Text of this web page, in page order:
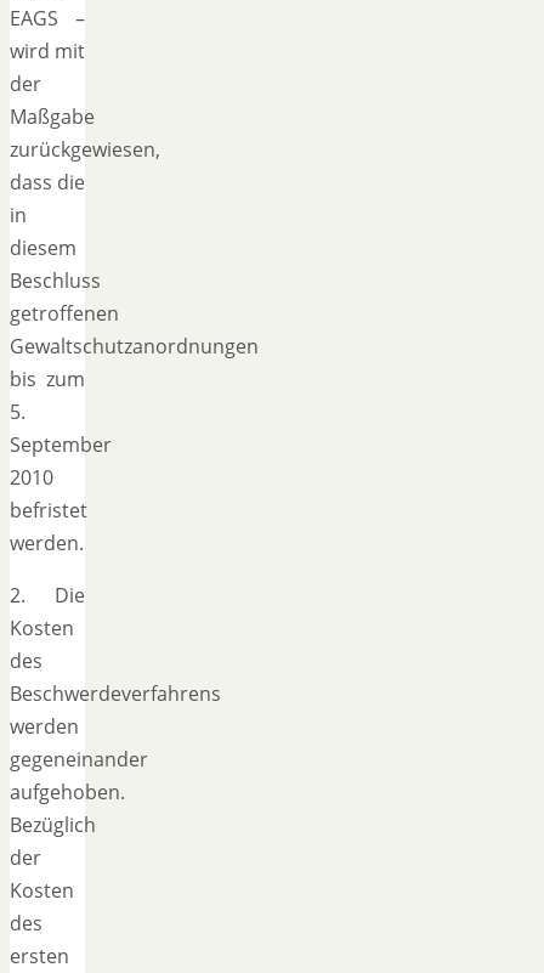
EAGS –
wird mit
der
Maßgabe
zurückgewiesen,
dass die
in
diesem
Beschluss
getroffenen
Gewaltschutzanordnungen
bis zum
5.
September
2010
befristet
werden.
2. Die
Kosten
des
Beschwerdeverfahrens
werden
gegeneinander
aufgehoben.
Bezüglich
der
Kosten
des
ersten